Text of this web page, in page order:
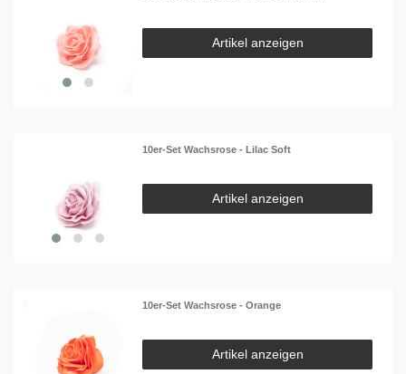
Artikel anzeigen
10er-Set Wachsrose - Lilac Soft
Artikel anzeigen
10er-Set Wachsrose - Orange
Artikel anzeigen